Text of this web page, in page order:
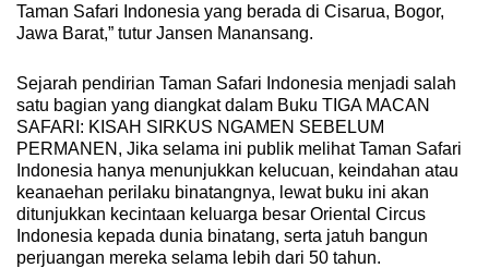
Taman Safari Indonesia yang berada di Cisarua, Bogor,
Jawa Barat,” tutur Jansen Manansang.
Sejarah pendirian Taman Safari Indonesia menjadi salah
satu bagian yang diangkat dalam Buku TIGA MACAN
SAFARI: KISAH SIRKUS NGAMEN SEBELUM
PERMANEN, Jika selama ini publik melihat Taman Safari
Indonesia hanya menunjukkan kelucuan, keindahan atau
keanaehan perilaku binatangnya, lewat buku ini akan
ditunjukkan kecintaan keluarga besar Oriental Circus
Indonesia kepada dunia binatang, serta jatuh bangun
perjuangan mereka selama lebih dari 50 tahun.